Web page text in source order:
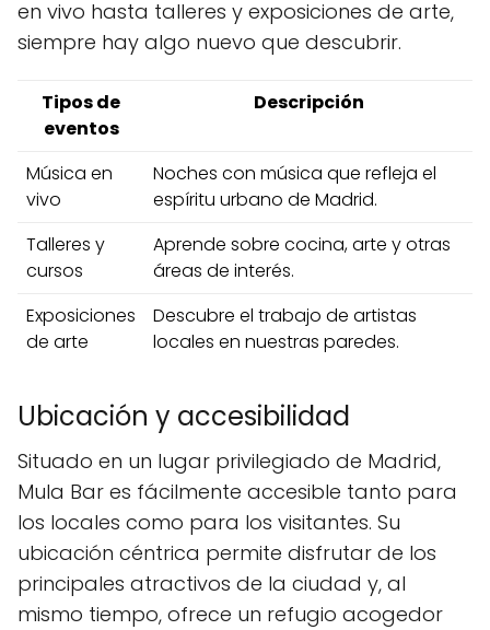
en vivo hasta talleres y exposiciones de arte,
siempre hay algo nuevo que descubrir.
Tipos de
eventos
Descripción
Música en
vivo
Noches con música que refleja el
espíritu urbano de Madrid.
Talleres y
cursos
Aprende sobre cocina, arte y otras
áreas de interés.
Exposiciones
de arte
Descubre el trabajo de artistas
locales en nuestras paredes.
Ubicación y accesibilidad
Situado en un lugar privilegiado de Madrid,
Mula Bar es fácilmente accesible tanto para
los locales como para los visitantes. Su
ubicación céntrica permite disfrutar de los
principales atractivos de la ciudad y, al
mismo tiempo, ofrece un refugio acogedor